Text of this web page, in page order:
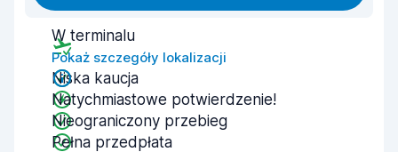
W terminalu
Pokaż szczegóły lokalizacji
Niska kaucja
Natychmiastowe potwierdzenie!
Nieograniczony przebieg
Pełna przedpłata